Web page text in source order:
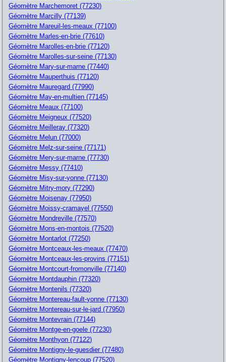
Géomètre Marchemoret (77230)
Géomètre Marcilly (77139)
Géomètre Mareuil-les-meaux (77100)
Géomètre Marles-en-brie (77610)
Géomètre Marolles-en-brie (77120)
Géomètre Marolles-sur-seine (77130)
Géomètre Mary-sur-marne (77440)
Géomètre Mauperthuis (77120)
Géomètre Mauregard (77990)
Géomètre May-en-multien (77145)
Géomètre Meaux (77100)
Géomètre Meigneux (77520)
Géomètre Meilleray (77320)
Géomètre Melun (77000)
Géomètre Melz-sur-seine (77171)
Géomètre Mery-sur-marne (77730)
Géomètre Messy (77410)
Géomètre Misy-sur-yonne (77130)
Géomètre Mitry-mory (77290)
Géomètre Moisenay (77950)
Géomètre Moissy-cramayel (77550)
Géomètre Mondreville (77570)
Géomètre Mons-en-montois (77520)
Géomètre Montarlot (77250)
Géomètre Montceaux-les-meaux (77470)
Géomètre Montceaux-les-provins (77151)
Géomètre Montcourt-fromonville (77140)
Géomètre Montdauphin (77320)
Géomètre Montenils (77320)
Géomètre Montereau-fault-yonne (77130)
Géomètre Montereau-sur-le-jard (77950)
Géomètre Montevrain (77144)
Géomètre Montge-en-goele (77230)
Géomètre Monthyon (77122)
Géomètre Montigny-le-guesdier (77480)
Géomètre Montigny-lencoup (77520)